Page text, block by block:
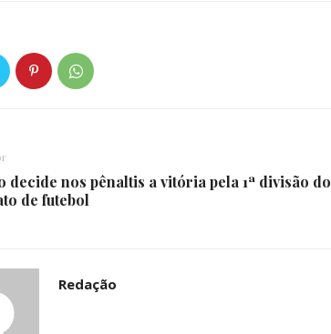
decide nos pênaltis a vitória pela 1ª divisão do
de futebol
Redação